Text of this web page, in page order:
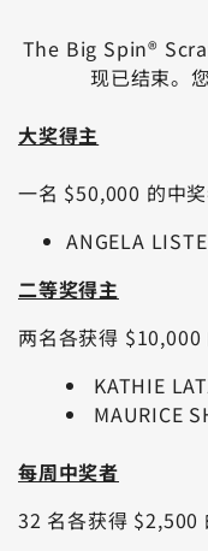
The Big Spin®
现已结束。
大奖得主
一名 $50,000 的中
ANGELA
二等奖得主
两名各获得 $10,000
KATHIE
MAURICE
每周中奖者
32 名各获得 $2,500